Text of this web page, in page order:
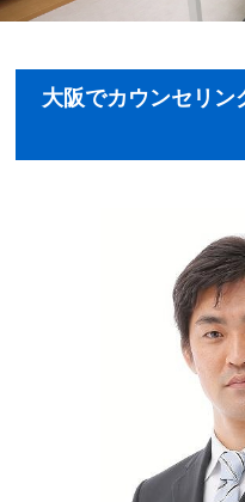
AXIAの特徴
大阪でカウンセリン